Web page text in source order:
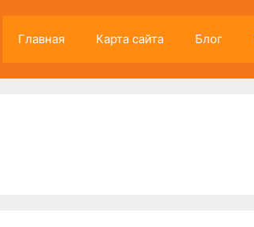
Главная Карта сайта Блог